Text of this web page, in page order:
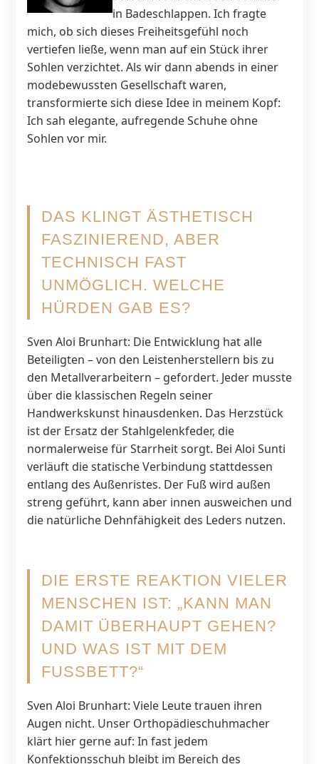
in Badeschlappen. Ich fragte
mich, ob sich dieses Freiheitsgefühl noch
vertiefen ließe, wenn man auf ein Stück ihrer
Sohlen verzichtet. Als wir dann abends in einer
modebewussten Gesellschaft waren,
transformierte sich diese Idee in meinem Kopf:
Ich sah elegante, aufregende Schuhe ohne
Sohlen vor mir.
DAS KLINGT ÄSTHETISCH
FASZINIEREND, ABER
TECHNISCH FAST
UNMÖGLICH. WELCHE
HÜRDEN GAB ES?
Sven Aloi Brunhart: Die Entwicklung hat alle
Beteiligten – von den Leistenherstellern bis zu
den Metallverarbeitern – gefordert. Jeder musste
über die klassischen Regeln seiner
Handwerkskunst hinausdenken. Das Herzstück
ist der Ersatz der Stahlgelenkfeder, die
normalerweise für Starrheit sorgt. Bei Aloi Sunti
verläuft die statische Verbindung stattdessen
entlang des Außenristes. Der Fuß wird außen
streng geführt, kann aber innen ausweichen und
die natürliche Dehnfähigkeit des Leders nutzen.
DIE ERSTE REAKTION VIELER
MENSCHEN IST: „KANN MAN
DAMIT ÜBERHAUPT GEHEN?
UND WAS IST MIT DEM
FUSSBETT?“
Sven Aloi Brunhart: Viele Leute trauen ihren
Augen nicht. Unser Orthopädieschuhmacher
klärt hier gerne auf: In fast jedem
Konfektionsschuh bleibt im Bereich des